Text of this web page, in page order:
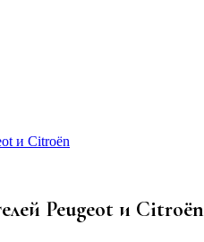
и Citroёn
Peugeot и Citroёn